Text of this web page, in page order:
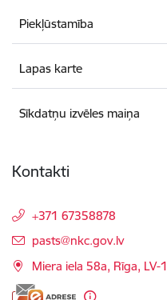
Piekļūstamība
Lapas karte
Sīkdatņu izvēles maiņa
Kontakti
+371 67358878
E-pasts:
pasts@nkc.gov.lv
Miera iela 58a, Rīga, LV-